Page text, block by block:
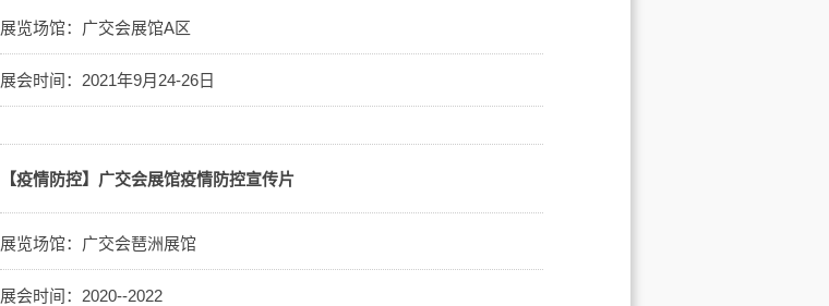
展览场馆：广交会展馆A区
展会时间：2021年9月24-26日
【疫情防控】广交会展馆疫情防控宣传片
展览场馆：广交会琶洲展馆
展会时间：2020--2022